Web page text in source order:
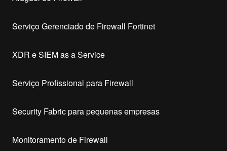
Serviço Gerenciado de Firewall Fortinet
XDR e SIEM as a Service
Serviço Profissional para Firewall
Security Fabric para pequenas empresas
Monitoramento de Firewall